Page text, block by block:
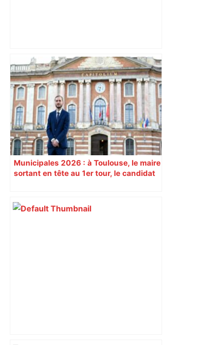
ENTRETIEN. Municipales 2026 à
Toulouse : sous le feu des critiques,
Briançon assume son alliance avec
Piquemal, "ce n’est pas un accord de
postes" – ladepeche.fr
Municipales 2026 : à Toulouse, le maire
sortant en tête au 1er tour, le candidat